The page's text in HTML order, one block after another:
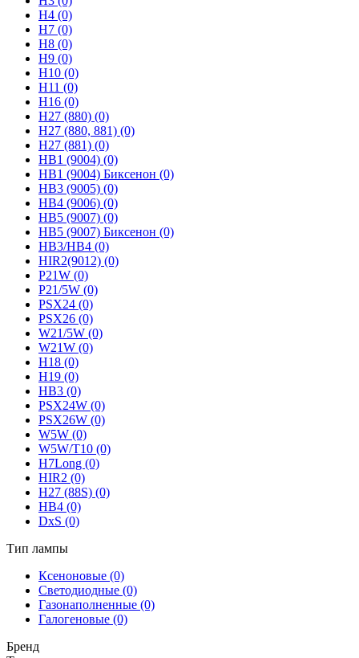
H4 (0)
H7 (0)
H8 (0)
H9 (0)
H10 (0)
H11 (0)
H16 (0)
H27 (880) (0)
H27 (880, 881) (0)
H27 (881) (0)
HB1 (9004) (0)
HB1 (9004) Биксенон (0)
HB3 (9005) (0)
HB4 (9006) (0)
HB5 (9007) (0)
HB5 (9007) Биксенон (0)
HB3/HB4 (0)
HIR2(9012) (0)
P21W (0)
P21/5W (0)
PSX24 (0)
PSX26 (0)
W21/5W (0)
W21W (0)
H18 (0)
H19 (0)
HB3 (0)
PSX24W (0)
PSX26W (0)
W5W (0)
W5W/T10 (0)
H7Long (0)
НIR2 (0)
H27 (88S) (0)
HB4 (0)
DxS (0)
Тип лампы
Ксеноновые (0)
Светодиодные (0)
Газонаполненные (0)
Галогеновые (0)
Бренд